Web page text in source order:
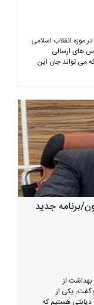
موزه انقلاب اسلامی
های ارسالی
می تواند جان این
تاکنون/برنامه جدید
بهداشت از
داد و گفت: یکی از
دیابتی هستیم که